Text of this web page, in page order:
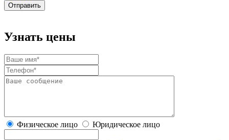
Узнать цены
Физическое лицо Юридическое лицо